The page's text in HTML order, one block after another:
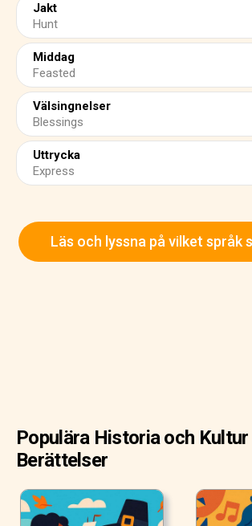
Jakt
Hunt
Middag
Feasted
Välsingnelser
Blessings
Uttrycka
Express
Läs och lyssna på vilket språk
Populära Historia och Kultur
Berättelser